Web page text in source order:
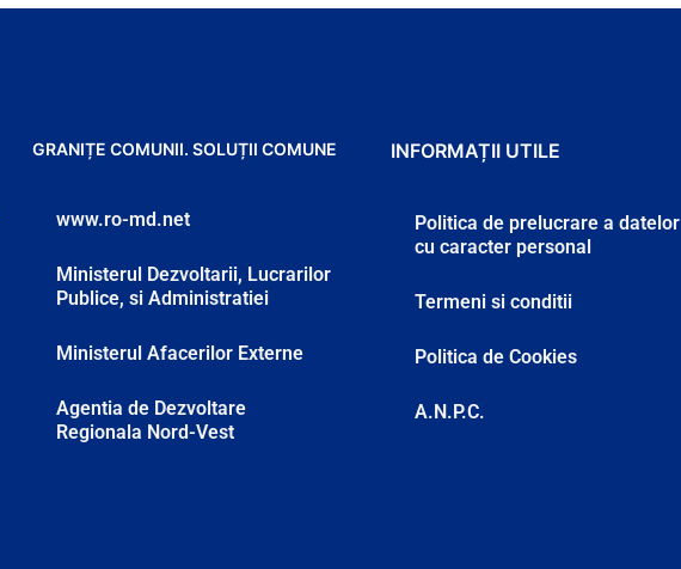
GRANIȚE COMUNII. SOLUȚII COMUNE
www.ro-md.net
Ministerul Dezvoltarii, Lucrarilor
Publice, si Administratiei
Ministerul Afacerilor Externe
Agentia de Dezvoltare
Regionala Nord-Vest
INFORMAȚII UTILE
Politica de prelucrare a datelor
cu caracter personal
Termeni si conditii
Politica de Cookies
A.N.P.C.